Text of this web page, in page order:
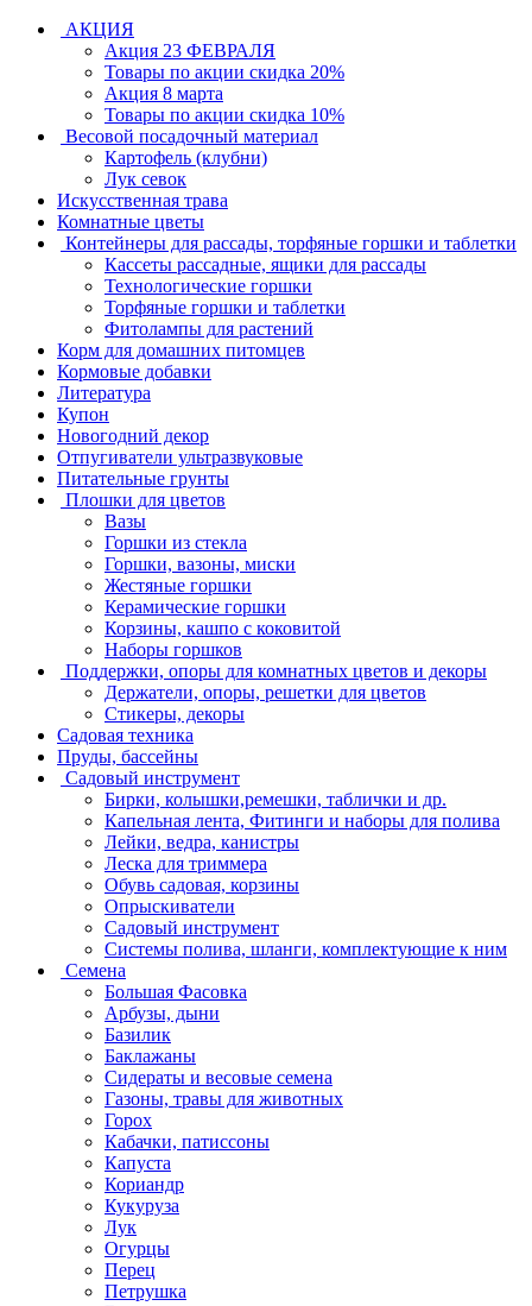
АКЦИЯ
Акция 23 ФЕВРАЛЯ
Товары по акции скидка 20%
Акция 8 марта
Товары по акции скидка 10%
Весовой посадочный материал
Картофель (клубни)
Лук севок
Искусственная трава
Комнатные цветы
Контейнеры для рассады, торфяные горшки и таблетки
Кассеты рассадные, ящики для рассады
Технологические горшки
Торфяные горшки и таблетки
Фитолампы для растений
Корм для домашних питомцев
Кормовые добавки
Литература
Купон
Новогодний декор
Отпугиватели ультразвуковые
Питательные грунты
Плошки для цветов
Вазы
Горшки из стекла
Горшки, вазоны, миски
Жестяные горшки
Керамические горшки
Корзины, кашпо с коковитой
Наборы горшков
Поддержки, опоры для комнатных цветов и декоры
Держатели, опоры, решетки для цветов
Стикеры, декоры
Садовая техника
Пруды, бассейны
Садовый инструмент
Бирки, колышки,ремешки, таблички и др.
Капельная лента, Фитинги и наборы для полива
Лейки, ведра, канистры
Леска для триммера
Обувь садовая, корзины
Опрыскиватели
Садовый инструмент
Системы полива, шланги, комплектующие к ним
Семена
Большая Фасовка
Арбузы, дыни
Базилик
Баклажаны
Сидераты и весовые семена
Газоны, травы для животных
Горох
Кабачки, патиссоны
Капуста
Кориандр
Кукуруза
Лук
Огурцы
Перец
Петрушка